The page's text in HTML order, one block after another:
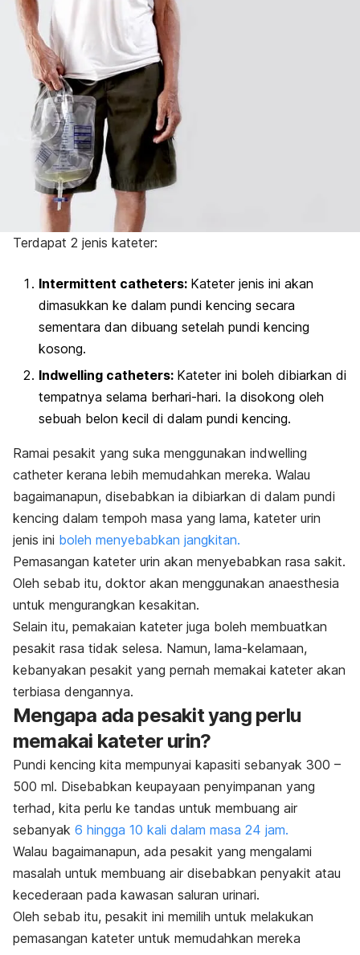
Terdapat 2 jenis kateter:
Intermittent catheters: Kateter jenis ini akan
dimasukkan ke dalam pundi kencing secara
sementara dan dibuang setelah pundi kencing
kosong.
Indwelling catheters: Kateter ini boleh dibiarkan di
tempatnya selama berhari-hari. Ia disokong oleh
sebuah belon kecil di dalam pundi kencing.
Ramai pesakit yang suka menggunakan indwelling
catheter kerana lebih memudahkan mereka. Walau
bagaimanapun, disebabkan ia dibiarkan di dalam pundi
kencing dalam tempoh masa yang lama, kateter urin
jenis ini boleh menyebabkan jangkitan.
Pemasangan kateter urin akan menyebabkan rasa sakit.
Oleh sebab itu, doktor akan menggunakan anaesthesia
untuk mengurangkan kesakitan.
Selain itu, pemakaian kateter juga boleh membuatkan
pesakit rasa tidak selesa. Namun, lama-kelamaan,
kebanyakan pesakit yang pernah memakai kateter akan
terbiasa dengannya.
Mengapa ada pesakit yang perlu
memakai kateter urin?
Pundi kencing kita mempunyai kapasiti sebanyak 300 –
500 ml. Disebabkan keupayaan penyimpanan yang
terhad, kita perlu ke tandas untuk membuang air
sebanyak 6 hingga 10 kali dalam masa 24 jam.
Walau bagaimanapun, ada pesakit yang mengalami
masalah untuk membuang air disebabkan penyakit atau
kecederaan pada kawasan saluran urinari.
Oleh sebab itu, pesakit ini memilih untuk melakukan
pemasangan kateter untuk memudahkan mereka